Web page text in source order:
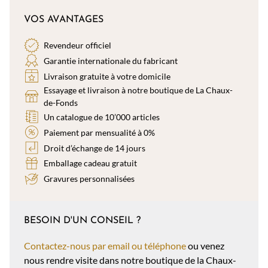
VOS AVANTAGES
Revendeur officiel
Garantie internationale du fabricant
Livraison gratuite à votre domicile
Essayage et livraison à notre boutique de La Chaux-
de-Fonds
Un catalogue de 10’000 articles
Paiement par mensualité à 0%
Droit d’échange de 14 jours
Emballage cadeau gratuit
Gravures personnalisées
BESOIN D'UN CONSEIL ?
Contactez-nous par email ou téléphoneou venez
nous rendre visite dans notre boutique de la Chaux-